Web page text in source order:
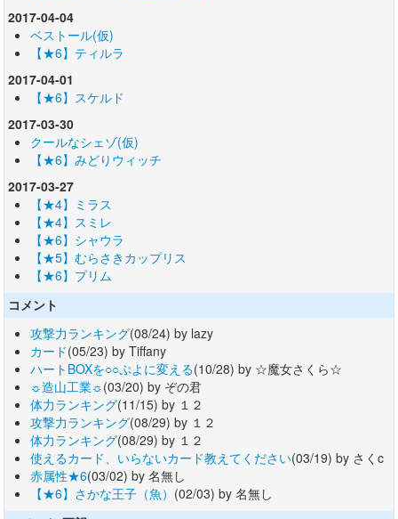
2017-04-04
ベストール(仮)
【★6】ティルラ
2017-04-01
【★6】スケルド
2017-03-30
クールなシェゾ(仮)
【★6】みどりウィッチ
2017-03-27
【★4】ミラス
【★4】スミレ
【★6】シャウラ
【★5】むらさきカップリス
【★6】プリム
コメント
攻撃力ランキング(08/24) by lazy
カード(05/23) by Tiffany
ハートBOXを○○ぷよに変える(10/28) by ☆魔女さくら☆
☼造山工業☼(03/20) by ぞの君
体力ランキング(11/15) by １２
攻撃力ランキング(08/29) by １２
体力ランキング(08/29) by １２
使えるカード、いらないカード教えてください(03/19) by さくc
赤属性★6(03/02) by 名無し
【★6】さかな王子（魚） (02/03) by 名無し